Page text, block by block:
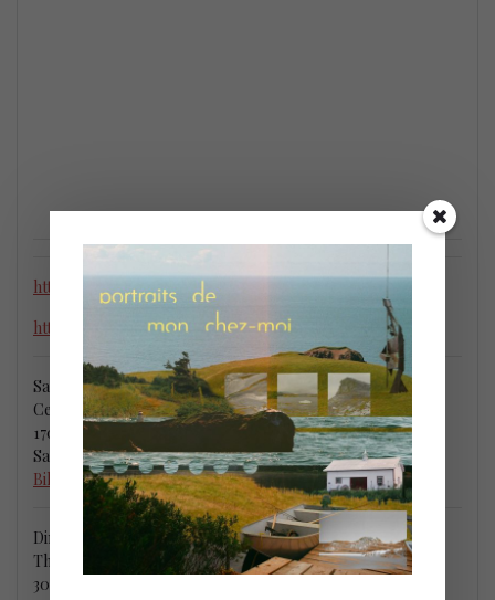
https://www.facebook.com/lorrainedesmaraisjazz
http://www.lorrainedesmarais.com
Samedi le 19 novembre @ 20h
Centre des Arts Juliette-Lassonde
1705 St-Antoine
Saint-Hyacinthe, QC J2S 9E2
Billetterie
Dimanche le 20 novembre @ 15h30
Théâtre des Deux Rives
30, boul. du Séminaire Nord